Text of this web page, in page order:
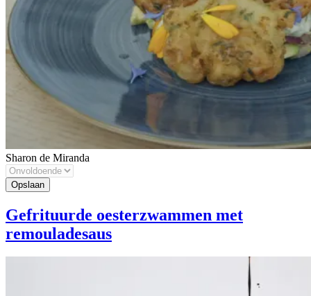
Sharon de Miranda
Gefrituurde oesterzwammen met
remouladesaus